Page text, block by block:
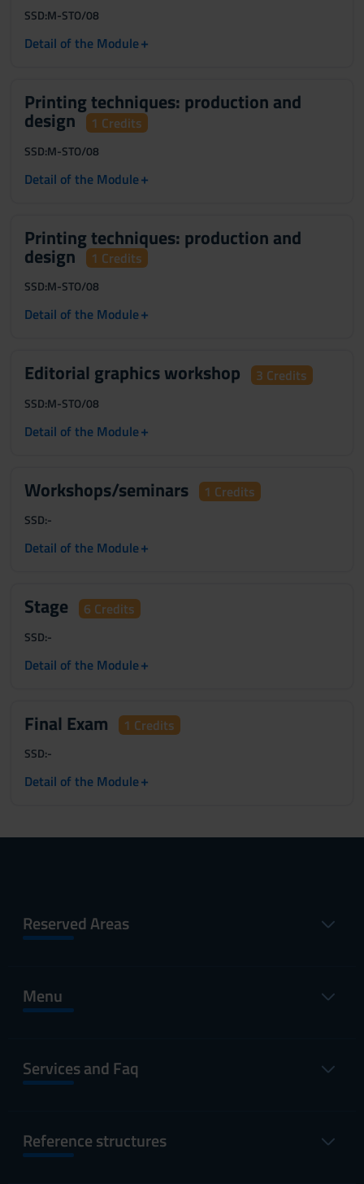
SSD:M-STO/08
Detail of the Module+
Printing techniques: production and
design 1 Credits
SSD:M-STO/08
Detail of the Module+
Printing techniques: production and
design 1 Credits
SSD:M-STO/08
Detail of the Module+
Editorial graphics workshop 3 Credits
SSD:M-STO/08
Detail of the Module+
Workshops/seminars 1 Credits
SSD:-
Detail of the Module+
Stage 6 Credits
SSD:-
Detail of the Module+
Final Exam 1 Credits
SSD:-
Detail of the Module+
Reserved Areas
Menu
Services and Faq
Reference structures